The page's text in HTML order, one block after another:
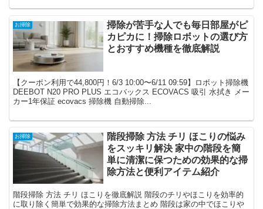
お掃除
掃除が苦手な人でも毎日部屋がピ
カピカに！掃除ロボットの選び方
とおすすめ機種を徹底解説
【クーポン利用で44,800円！6/3 10:00〜6/11 09:59】ロボット掃除機
DEEBOT N20 PRO PLUS エコバックス ECOVACS 吸引 水拭き メー
カー1年保証 ecovacs 掃除機 自動掃除...
お掃除
階段掃除 方法 チリ ほこりの悩み
をスッキリ解決 家中の階段を簡
単に清潔に保つための効果的な掃
除方法と便利アイテム紹介
階段掃除 方法 チリ ほこりを徹底解説 階段のチリやほこりを効率的
に取り除く簡単で効果的な掃除方法まとめ 階段は家の中でほこりや